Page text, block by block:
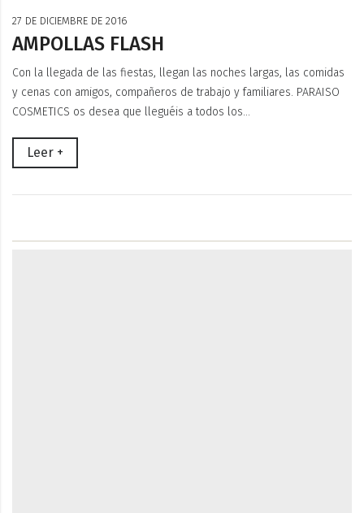
27 DE DICIEMBRE DE 2016
AMPOLLAS FLASH
Con la llegada de las fiestas, llegan las noches largas, las comidas
y cenas con amigos, compañeros de trabajo y familiares. PARAISO
COSMETICS os desea que lleguéis a todos los…
Leer +